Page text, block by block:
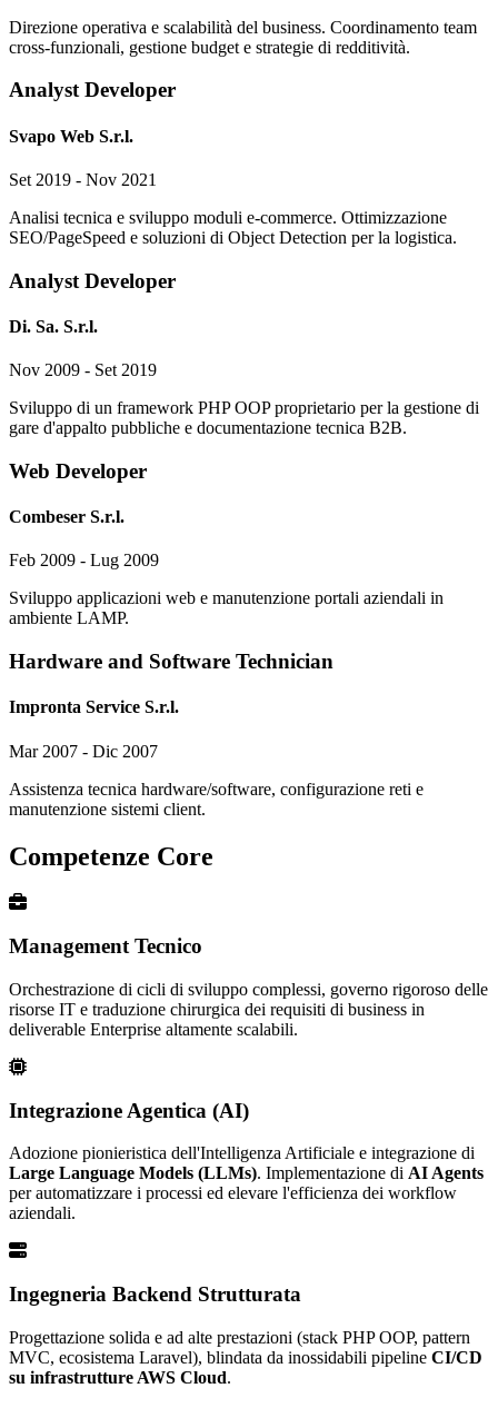
Direzione operativa e scalabilità del business. Coordinamento team
cross-funzionali, gestione budget e strategie di redditività.
Analyst Developer
Svapo Web S.r.l.
Set 2019 - Nov 2021
Analisi tecnica e sviluppo moduli e-commerce. Ottimizzazione
SEO/PageSpeed e soluzioni di Object Detection per la logistica.
Analyst Developer
Di. Sa. S.r.l.
Nov 2009 - Set 2019
Sviluppo di un framework PHP OOP proprietario per la gestione di
gare d'appalto pubbliche e documentazione tecnica B2B.
Web Developer
Combeser S.r.l.
Feb 2009 - Lug 2009
Sviluppo applicazioni web e manutenzione portali aziendali in
ambiente LAMP.
Hardware and Software Technician
Impronta Service S.r.l.
Mar 2007 - Dic 2007
Assistenza tecnica hardware/software, configurazione reti e
manutenzione sistemi client.
Competenze Core
Management Tecnico
Orchestrazione di cicli di sviluppo complessi, governo rigoroso delle
risorse IT e traduzione chirurgica dei requisiti di business in
deliverable Enterprise altamente scalabili.
Integrazione Agentica (AI)
Adozione pionieristica dell'Intelligenza Artificiale e integrazione di
Large Language Models (LLMs). Implementazione di AI Agents
per automatizzare i processi ed elevare l'efficienza dei workflow
aziendali.
Ingegneria Backend Strutturata
Progettazione solida e ad alte prestazioni (stack PHP OOP, pattern
MVC, ecosistema Laravel), blindata da inossidabili pipeline CI/CD
su infrastrutture AWS Cloud.